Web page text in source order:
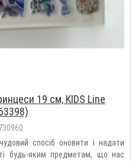
19 см, KIDS Line
спосіб оновити і надати
будь-яким предметам, що нас